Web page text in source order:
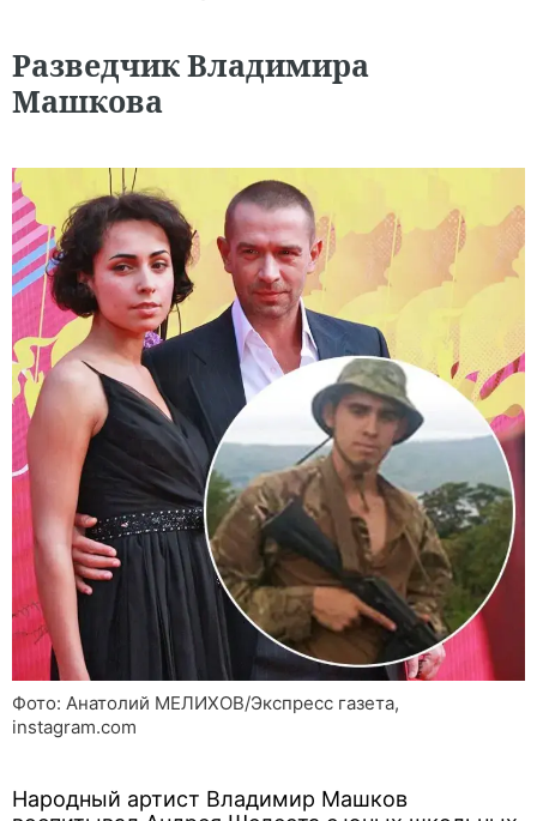
Разведчик Владимира
Машкова
Фото: Анатолий МЕЛИХОВ/Экспресс газета,
instagram.com
Народный артист Владимир Машков